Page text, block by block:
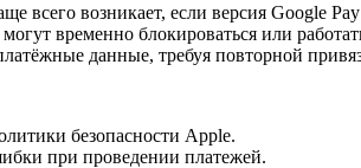
возникает, если версия Google
временно блокироваться или
данные, требуя повторной
безопасности Apple.
при проведении платежей.